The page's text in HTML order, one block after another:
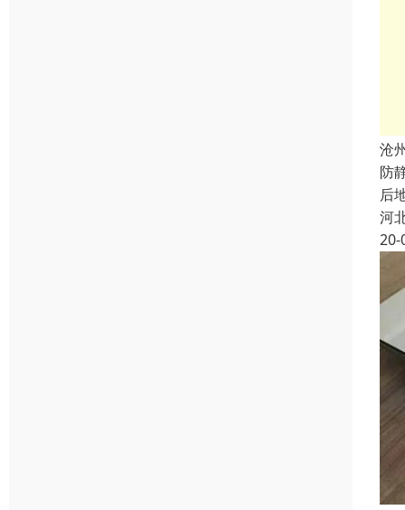
沧
防
后
河
20-